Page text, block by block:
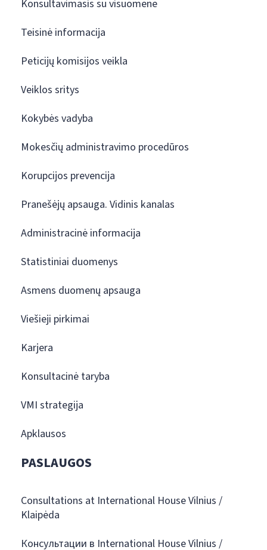
Konsultavimasis su visuomene
Teisinė informacija
Peticijų komisijos veikla
Veiklos sritys
Kokybės vadyba
Mokesčių administravimo procedūros
Korupcijos prevencija
Pranešėjų apsauga. Vidinis kanalas
Administracinė informacija
Statistiniai duomenys
Asmens duomenų apsauga
Viešieji pirkimai
Karjera
Konsultacinė taryba
VMI strategija
Apklausos
PASLAUGOS
Consultations at International House Vilnius /
Klaipėda
Консультации в International House Vilnius /